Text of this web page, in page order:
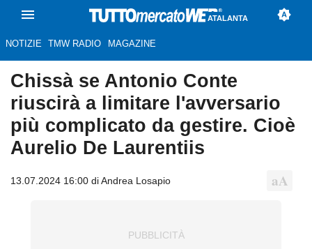
ATALANTA
NOTIZIE TMW RADIO MAGAZINE
Chissà se Antonio Conte
riuscirà a limitare l'avversario
più complicato da gestire. Cioè
Aurelio De Laurentiis
13.07.2024 16:00 di Andrea Losapio